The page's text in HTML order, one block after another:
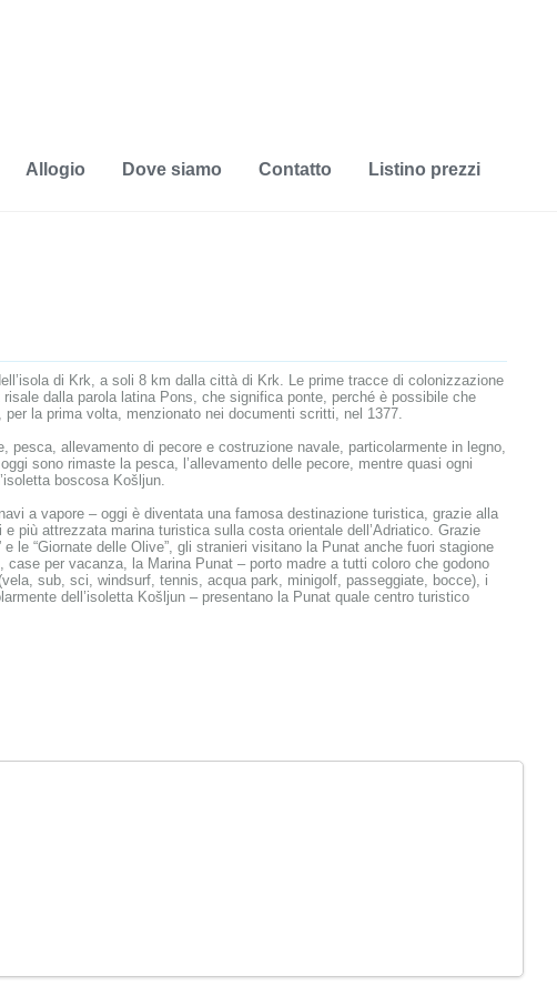
Allogio Dove siamo Contatto Listino prezzi
di Krk, a soli 8 km dalla città di Krk. Le prime tracce di colonizzazione
dalla parola latina Pons, che significa ponte, perché è possibile che
la prima volta, menzionato nei documenti scritti, nel 1377.
pesca, allevamento di pecore e costruzione navale, particolarmente in legno,
sono rimaste la pesca, l’allevamento delle pecore, mentre quasi ogni
boscosa Košljun.
a vapore – oggi è diventata una famosa destinazione turistica, grazie alla
più attrezzata marina turistica sulla costa orientale dell’Adriatico. Grazie
le “Giornate delle Olive”, gli stranieri visitano la Punat anche fuori stagione
per vacanza, la Marina Punat – porto madre a tutti coloro che godono
sub, sci, windsurf, tennis, acqua park, minigolf, passeggiate, bocce), i
dell’isoletta Košljun – presentano la Punat quale centro turistico